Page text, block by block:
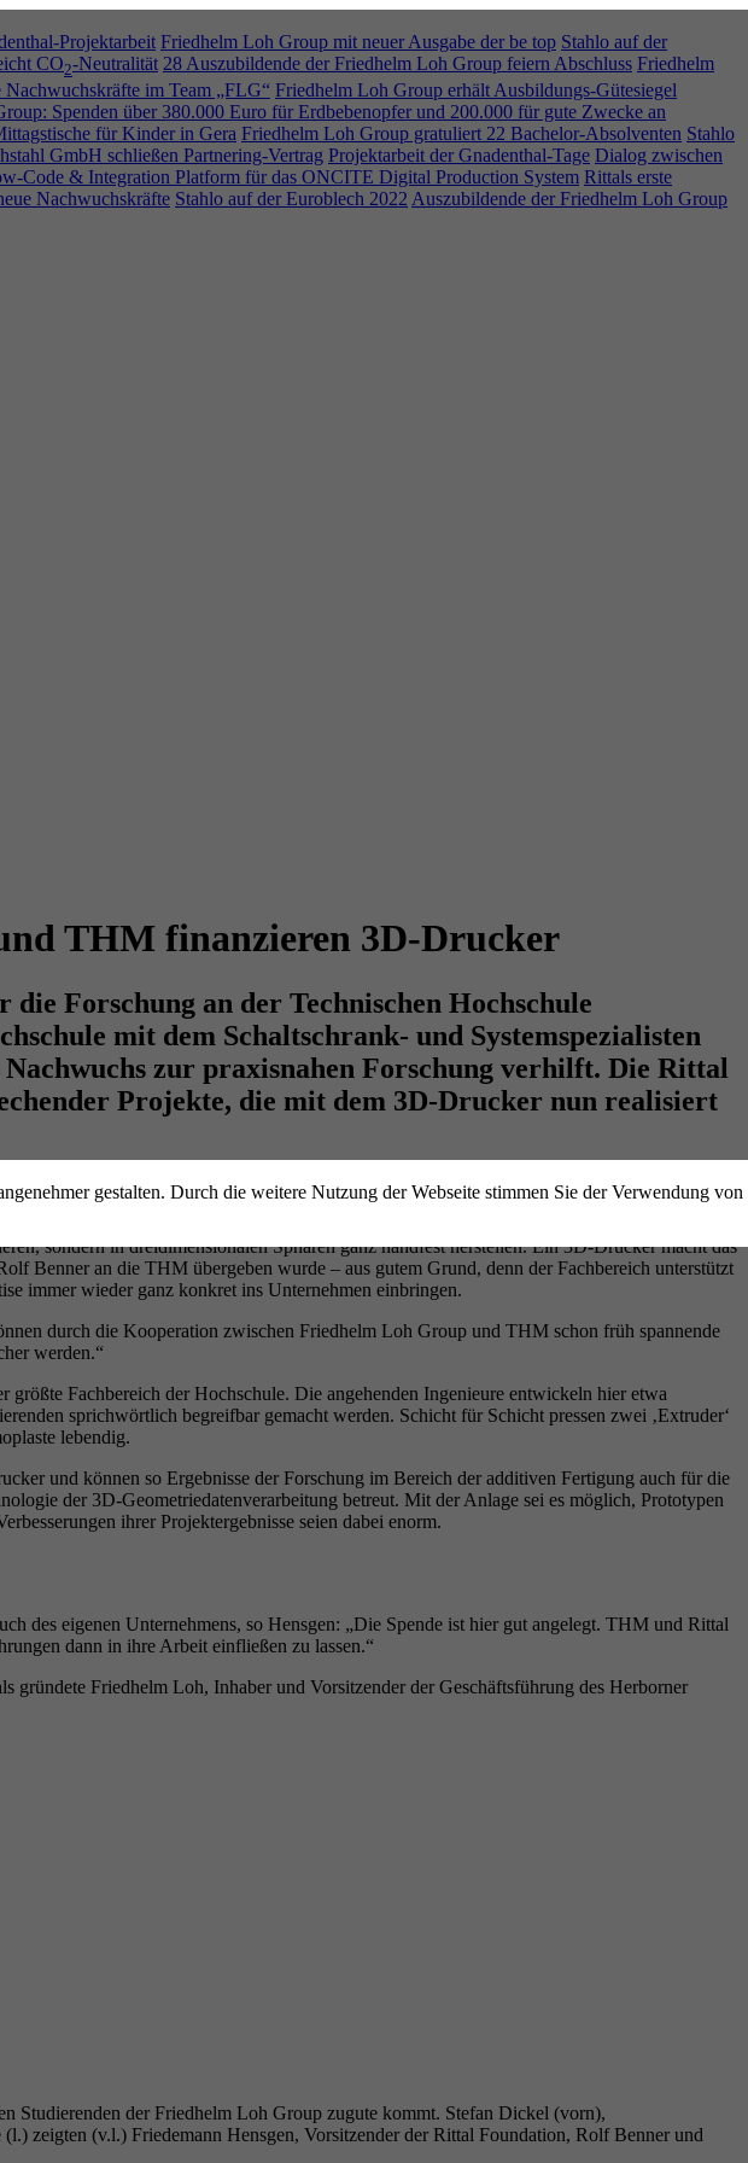
gestalten. Durch die weitere Nutzung der Webseite stimmen Sie der Verwendung von
Projektarbeit Friedhelm Loh Group mit neuer Ausgabe der be top Stahlo auf der
CO2-Neutralität 28 Auszubildende der Friedhelm Loh Group feiern Abschluss Friedhelm
im Team „FLG“ Friedhelm Loh Group erhält Ausbildungs-Gütesiegel
Spenden über 380.000 Euro für Erdbebenopfer und 200.000 für gute Zwecke an
für Kinder in Gera Friedhelm Loh Group gratuliert 22 Bachelor-Absolventen Stahlo
GmbH schließen Partnering-Vertrag Projektarbeit der Gnadenthal-Tage Dialog zwischen
Code & Integration Platform für das ONCITE Digital Production System Rittals erste
Nachwuchskräfte Stahlo auf der Euroblech 2022 Auszubildende der Friedhelm Loh Group
THM finanzieren 3D-Drucker
Forschung an der Technischen Hochschule
mit dem Schaltschrank- und Systemspezialisten
zur praxisnahen Forschung verhilft. Die Rittal
Projekte, die mit dem 3D-Drucker nun realisiert
Gießen übergeben. Mit einem ganz speziellen Gerät können die Studierenden des
sondern in dreidimensionalen Sphären ganz handfest herstellen. Ein 3D-Drucker macht das
Benner an die THM übergeben wurde – aus gutem Grund, denn der Fachbereich unterstützt
immer wieder ganz konkret ins Unternehmen einbringen.
durch die Kooperation zwischen Friedhelm Loh Group und THM schon früh spannende
werden.“
Fachbereich der Hochschule. Die angehenden Ingenieure entwickeln hier etwa
sprichwörtlich begreifbar gemacht werden. Schicht für Schicht pressen zwei ‚Extruder‘
lebendig.
und können so Ergebnisse der Forschung im Bereich der additiven Fertigung auch für die
der 3D-Geometriedatenverarbeitung betreut. Mit der Anlage sei es möglich, Prototypen
ihrer Projektergebnisse seien dabei enorm.
des eigenen Unternehmens, so Hensgen: „Die Spende ist hier gut angelegt. THM und Rittal
dann in ihre Arbeit einfließen zu lassen.“
Friedhelm Loh, Inhaber und Vorsitzender der Geschäftsführung des Herborner
der Friedhelm Loh Group zugute kommt. Stefan Dickel (vorn),
zeigten (v.l.) Friedemann Hensgen, Vorsitzender der Rittal Foundation, Rolf Benner und